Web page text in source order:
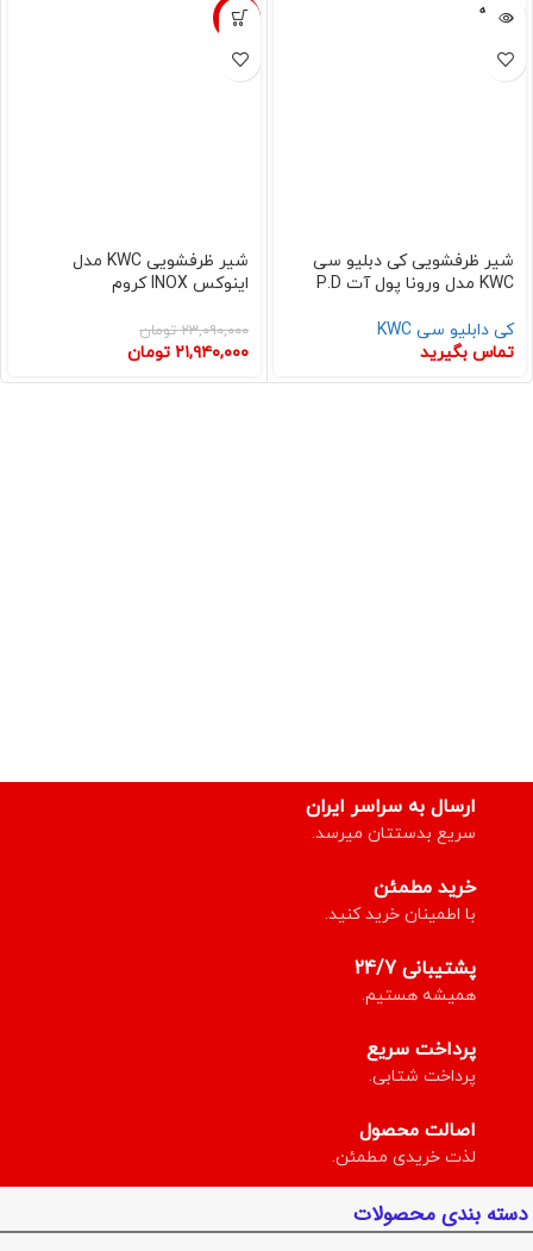
فروخته
شده
شیر ظرفشویی کی دبلیو سی
KWC مدل ورونا پول آت P.D
کی دابلیو سی KWC
تماس بگیرید
-5%
شیر ظرفشویی KWC مدل
اینوکس INOX کروم
۲۳,۰۹۰,۰۰۰ تومان
۲۱,۹۴۰,۰۰۰ تومان
ارسال به سراسر ایران
سریع بدستتان میرسد.
خرید مطمئن
با اطمینان خرید کنید.
پشتیبانی 24/7
همیشه هستیم.
پرداخت سریع
پرداخت شتابی.
اصالت محصول
لذت خریدی مطمئن.
دسته بندی محصولات